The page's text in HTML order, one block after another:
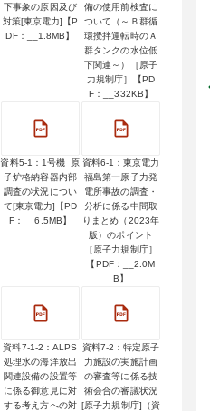
下事象の原因及び
対策[東京電力]【P
DF：__1.8MB】
備の使用前検査に
ついて（～Ｂ群循
環攪拌運転時のＡ
群タンクの水位低
下関連～）［原子
力規制庁］【PD
F：__332KB】
資料5-1：1号機_原
子炉格納容器内部
調査の状況につい
て[東京電力]【PD
F：__6.5MB】
資料6-1：東京電力
福島第一原子力発
電所事故の調査・
分析に係る中間取
りまとめ（2023年
版）のポイント
［原子力規制庁］
【PDF：__2.0M
B】
資料7-1-2：ALPS
処理水の海洋放出
関連設備の設置等
に係る御意見に対
する考え方への対
資料7-2：特定原子
力施設の実施計画
の審査等に係る技
術会合の審議状況
[原子力規制庁]（資